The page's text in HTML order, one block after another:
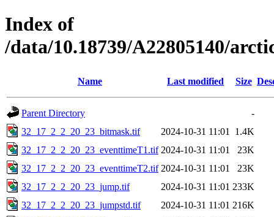
Index of
/data/10.18739/A22805140/
Name Last modified Size
Parent Directory
-
32_17_2_2_20_23_bitmask.tif
2024-10-31 11:01
1.4K
32_17_2_2_20_23_eventtimeT1.tif 2024-10-31 11:01
23K
32_17_2_2_20_23_eventtimeT2.tif 2024-10-31 11:01
23K
32_17_2_2_20_23_jump.tif
2024-10-31 11:01 233K
32_17_2_2_20_23_jumpstd.tif
2024-10-31 11:01 216K